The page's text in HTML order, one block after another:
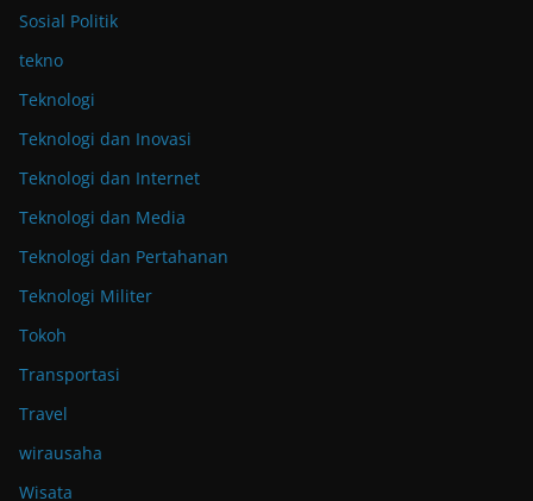
Sosial Politik
tekno
Teknologi
Teknologi dan Inovasi
Teknologi dan Internet
Teknologi dan Media
Teknologi dan Pertahanan
Teknologi Militer
Tokoh
Transportasi
Travel
wirausaha
Wisata